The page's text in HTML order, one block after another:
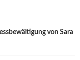
von Sara